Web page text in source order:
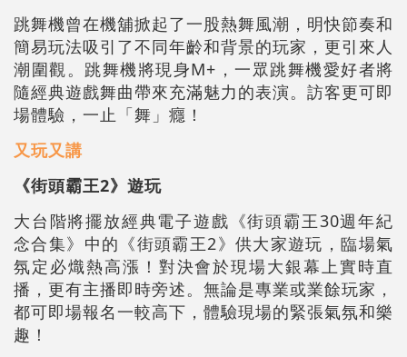
跳舞機曾在機舖掀起了一股熱舞風潮，明快節奏和
簡易玩法吸引了不同年齡和背景的玩家，更引來人
潮圍觀。跳舞機將現身M+，一眾跳舞機愛好者將
隨經典遊戲舞曲帶來充滿魅力的表演。訪客更可即
場體驗，一止「舞」癮！
又玩又講
《街頭霸王2》遊玩
大台階將擺放經典電子遊戲《街頭霸王30週年紀
念合集》中的《街頭霸王2》供大家遊玩，臨場氣
氛定必熾熱高漲！對決會於現場大銀幕上實時直
播，更有主播即時旁述。無論是專業或業餘玩家，
都可即場報名一較高下，體驗現場的緊張氣氛和樂
趣！